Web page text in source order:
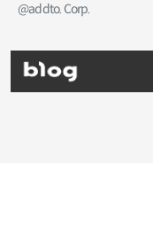
@addto. Corp.